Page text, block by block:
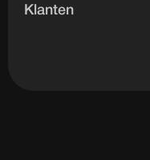
Klanten